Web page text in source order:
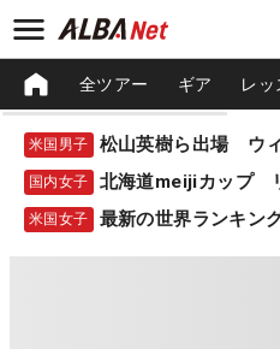
全ツアー ギア レッ
米国男子
国内女子 北海道meijiカップ
米国女子 最新の世界ランキン